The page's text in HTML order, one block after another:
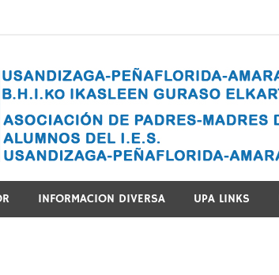
Asociación de Padres-Madres de Alumnos
INFORMACION DIVERSA UPA LINKS